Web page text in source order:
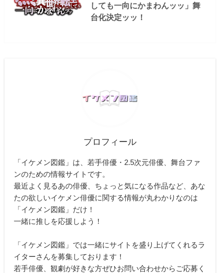
しても一向にかまわんッッ」舞
台化決定ッッ！
プロフィール
「イケメン図鑑」は、若手俳優・2.5次元俳優、舞台ファ
ンのための情報サイトです。
最近よく見るあの俳優、ちょっと気になる作品など、あな
たの欲しいイケメン俳優に関する情報が丸わかりなのは
「イケメン図鑑」だけ！
一緒に推しを応援しよう！
「イケメン図鑑」では一緒にサイトを盛り上げてくれるラ
イターさんを募集しております！
若手俳優、観劇が好きな方ぜひお問い合わせからご応募く